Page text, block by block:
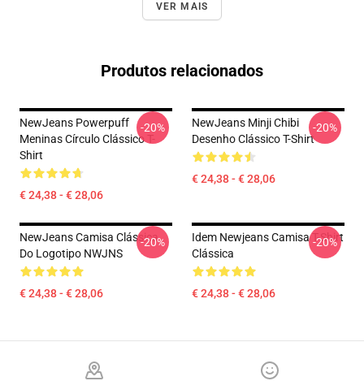
VER MAIS
Produtos relacionados
NewJeans Powerpuff
Meninas Círculo Clássico T-
Shirt
€ 24,38 - € 28,06
-20%
NewJeans Minji Chibi
Desenho Clássico T-Shirt
€ 24,38 - € 28,06
-20%
NewJeans Camisa Clássica
Do Logotipo NWJNS
€ 24,38 - € 28,06
-20%
Idem Newjeans Camisa T-Shirt
Clássica
€ 24,38 - € 28,06
-20%